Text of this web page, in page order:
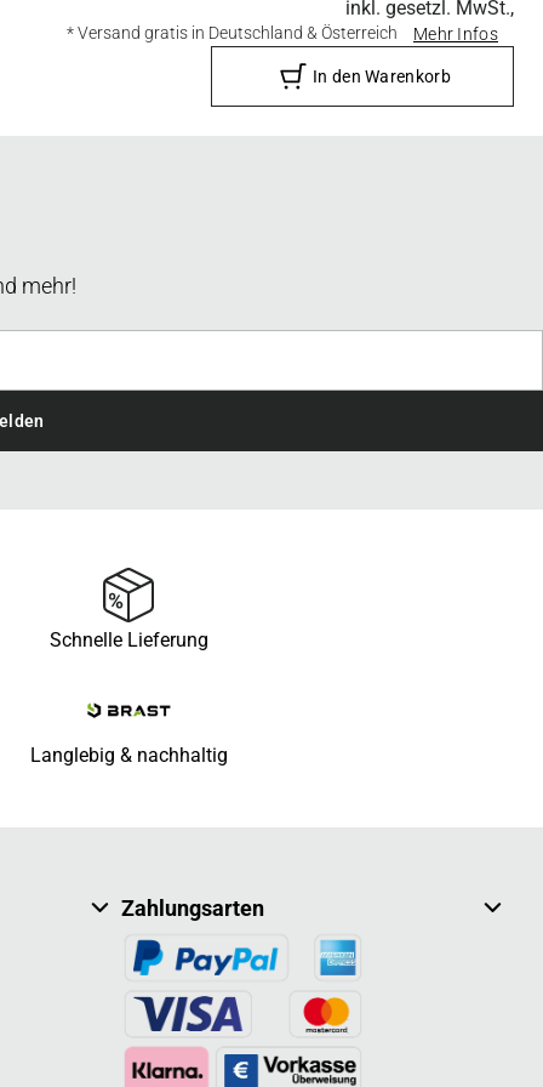
inkl. gesetzl. MwSt.,
* Versand gratis in Deutschland & Österreich Mehr Infos
In den Warenkorb
mehr!
Schnelle Lieferung
Langlebig & nachhaltig
Zahlungsarten